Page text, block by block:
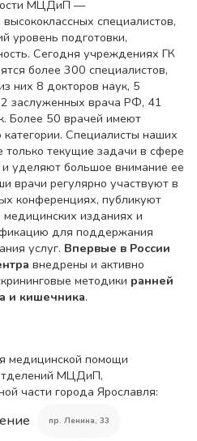
МЦДиП —
специалистов,
уровень подготовки,
Сегодня учреждениях ГК
более 300 специалистов,
них 8 докторов наук, 5
заслуженных врача РФ, 41
Более 50 врачей имеют
Специалисты наших
текущие задачи в сфере
уделяют большое внимание ее
врачи регулярно участвуют в
конференциях, публикуют
медицинских изданиях и
для поддержания
услуг. Впервые в России
внедрены и активно
методики ранней
и кишечника.
медицинской помощи
МЦДиП,
части города Ярославля:
пр. Ленина, 33